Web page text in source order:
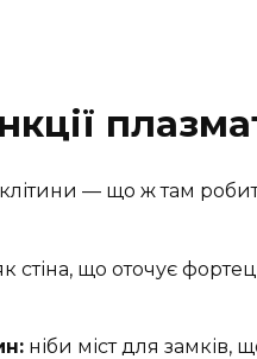
— що ж там
стіна, що оточує
ніби міст для замків,